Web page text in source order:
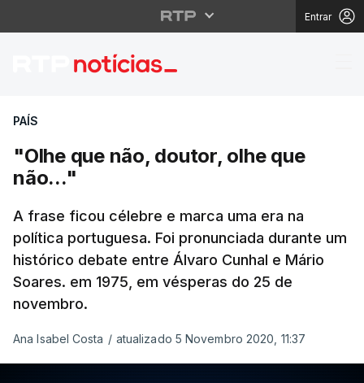
Entrar
"Olhe que não,
PAÍS
"Olhe que não, doutor, olhe que
não..."
A frase ficou célebre e marca uma era na
política portuguesa. Foi pronunciada durante um
histórico debate entre Álvaro Cunhal e Mário
Soares. em 1975, em vésperas do 25 de
novembro.
Ana Isabel Costa / atualizado 5 Novembro 2020, 11:37